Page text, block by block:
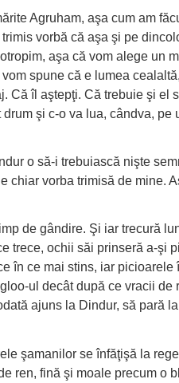
Agruham, aşa cum am
vorbă că aşa şi pe
aşa că vom alege un
spune că e lumea
Că îl aştepţi. Că trebuie şi el
şi c-o va lua, cândva, pe
o să-i trebuiască nişte
chiar vorba trimisă de mine.
de gândire. Şi iar trecură
trece, ochii săi prinseră a-şi
în ce mai stins, iar picioarele
ul decât după ce vracii de
ajuns la Dindur, să pară
şamanilor se înfăţişă la
ren, fină şi moale precum o